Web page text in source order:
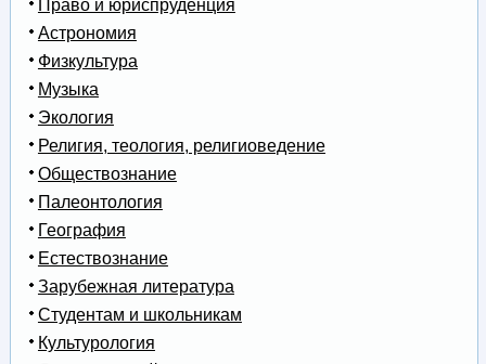
Право и юриспруденция
Астрономия
Физкультура
Музыка
Экология
Религия, теология, религиоведение
Обществознание
Палеонтология
География
Естествознание
Зарубежная литература
Студентам и школьникам
Культурология